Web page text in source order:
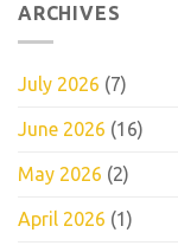
ARCHIVES
July 2026 (7)
June 2026 (16)
May 2026 (2)
April 2026 (1)